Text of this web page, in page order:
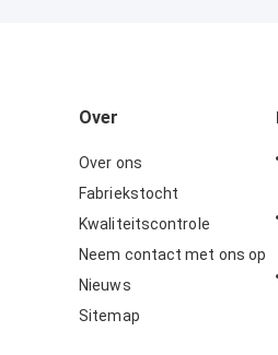
Over
Over ons
Fabriekstocht
Kwaliteitscontrole
Neem contact met ons op
Nieuws
Sitemap